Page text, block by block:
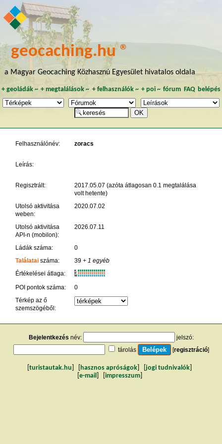
geocaching.hu ®
a Magyar Geocaching Közhasznú Egyesület hivatalos oldala
+ geoládák~ +megtalálások ~ + felhasználók~ + poi~ fórum FAQ belépés
Felhasználónév: zoracs
Leírás:
Regisztrált:
2017.05.07 (azóta átlagosan 0.1 megtalálása
volt hetente)
Utolsó aktivitása
weben:
2020.07.02
Utolsó aktivitása
API-n (mobilon):
2026.07.11
Ládák száma:
0
Találataiszáma: 39+ 1 egyéb
Értékelései átlaga:
K
R
W
POI pontok száma:
0
Térkép az ő
szemszögéből:
Bejelentkezés név:
jelszó:
tárolás
[regisztráció]
turistautak.hu hasznos apróságok jogi tudnivalók
e-mail impresszum]